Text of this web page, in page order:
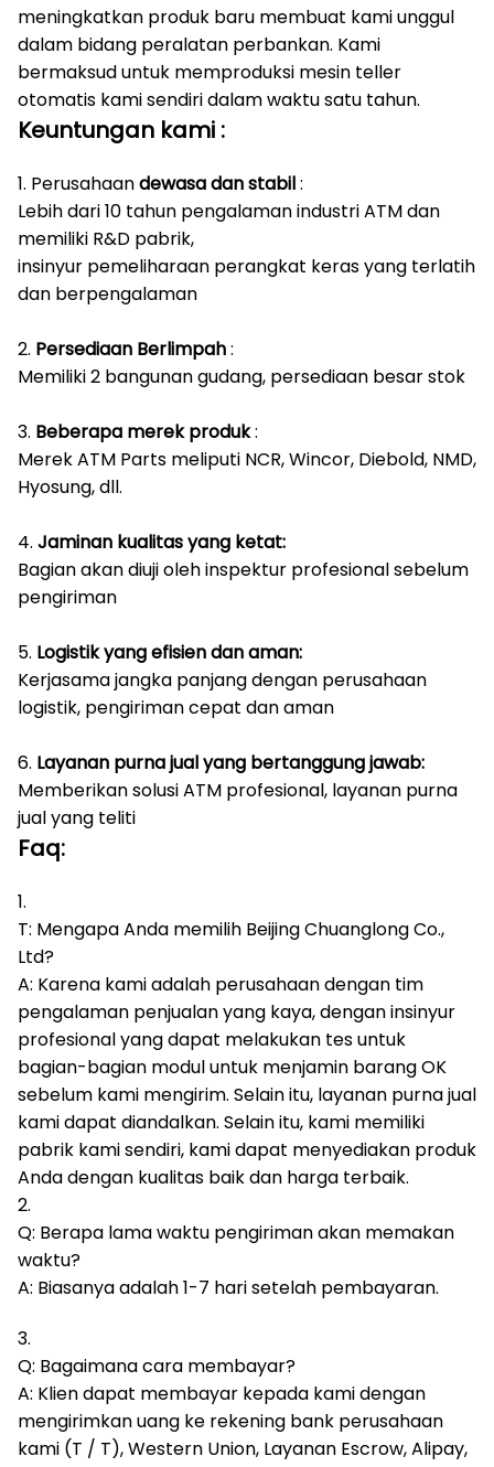
meningkatkan produk baru membuat kami unggul
dalam bidang peralatan perbankan. Kami
bermaksud untuk memproduksi mesin teller
otomatis kami sendiri dalam waktu satu tahun.
Keuntungan kami :
1. Perusahaandewasa dan stabil:
Lebih dari 10 tahun pengalaman industri ATM dan
memiliki R&D pabrik,
insinyur pemeliharaan perangkat keras yang terlatih
dan berpengalaman
2. Persediaan Berlimpah:
Memiliki 2 bangunan gudang, persediaan besar stok
3. Beberapa merek produk:
Merek ATM Parts meliputi NCR, Wincor, Diebold, NMD,
Hyosung, dll.
4. Jaminan kualitas yang ketat:
Bagian akan diuji oleh inspektur profesional sebelum
pengiriman
5. Logistik yang efisien dan aman:
Kerjasama jangka panjang dengan perusahaan
logistik, pengiriman cepat dan aman
6. Layanan purna jual yang bertanggung jawab:
Memberikan solusi ATM profesional, layanan purna
jual yang teliti
Faq:
1.
T: Mengapa Anda memilih Beijing Chuanglong Co.,
Ltd?
A: Karena kami adalah perusahaan dengan tim
pengalaman penjualan yang kaya, dengan insinyur
profesional yang dapat melakukan tes untuk
bagian-bagian modul untuk menjamin barang OK
sebelum kami mengirim. Selain itu, layanan purna jual
kami dapat diandalkan. Selain itu, kami memiliki
pabrik kami sendiri, kami dapat menyediakan produk
Anda dengan kualitas baik dan harga terbaik.
2.
Q: Berapa lama waktu pengiriman akan memakan
waktu?
A: Biasanya adalah 1-7 hari setelah pembayaran.
3.
Q: Bagaimana cara membayar?
A: Klien dapat membayar kepada kami dengan
mengirimkan uang ke rekening bank perusahaan
kami (T / T), Western Union, Layanan Escrow, Alipay,